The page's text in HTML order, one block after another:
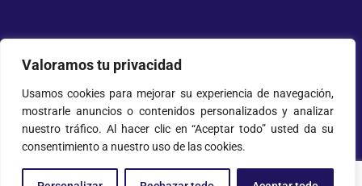
Valoramos tu privacidad
Usamos cookies para mejorar su experiencia de navegación,
mostrarle anuncios o contenidos personalizados y analizar
nuestro tráfico. Al hacer clic en “Aceptar todo” usted da su
consentimiento a nuestro uso de las cookies.
2025 All Rights Reserved ©Larrañaga
Plásticos
Lege-oharra–Pribatutasun-politika
Cookien politika–Salaketa-kanala